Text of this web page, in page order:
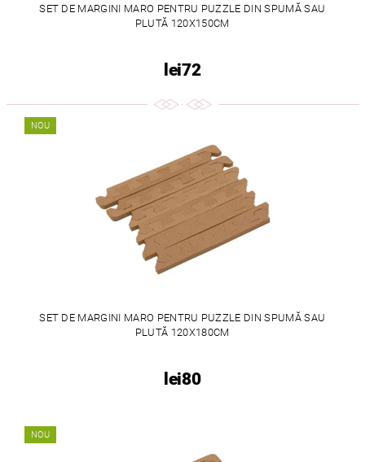
SET DE MARGINI MARO PENTRU PUZZLE DIN SPUMĂ SAU
PLUTĂ 120X150CM
lei72
NOU
SET DE MARGINI MARO PENTRU PUZZLE DIN SPUMĂ SAU
PLUTĂ 120X180CM
lei80
NOU